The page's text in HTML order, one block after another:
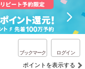
ブックマーク ログイン
ポイントを表示する